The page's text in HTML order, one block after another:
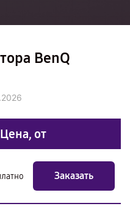
BenQ
Цена, от
Заказать